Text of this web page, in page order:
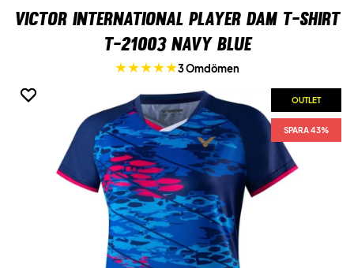
Victor International Player Dam T-shirt
T-21003 Navy Blue
3 Omdömen
OUTLET
SPARA 43%
OUTLET
SPARA 43%